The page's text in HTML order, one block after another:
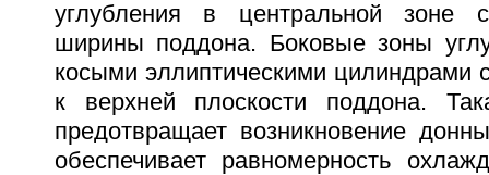
углубления в центральной зоне
ширины поддона. Боковые зоны
косыми эллиптическими цилиндрами
к верхней плоскости поддона.
предотвращает возникновение
обеспечивает равномерность